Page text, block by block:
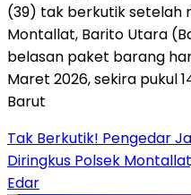
Tak Berkutik! Pengedar
Diringkus Polsek
Edar